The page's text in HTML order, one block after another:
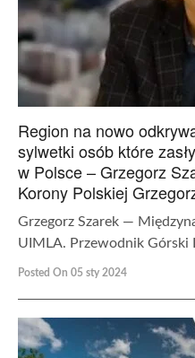
Region na nowo
sylwetki osób które
w Polsce – Grzegorz
Korony Polskiej
Grzegorz Szarek —
UIMLA. Przewodnik Górski
Posted On 05 sty 2024